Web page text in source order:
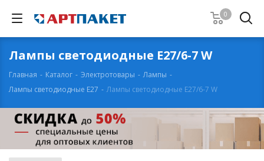
0
Лампы светодиодные Е27/6-7 W
Главная - Каталог - Электротовары - Лампы -
Лампы светодиодные Е27 - Лампы светодиодные Е27/6-7 W